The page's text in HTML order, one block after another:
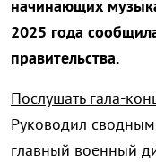
начинающих
2025 года
правительства.
Послушать гала-
Руководил
главный военный